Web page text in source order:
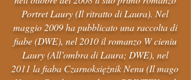
Portret Laury (Il ritratto di Laura). Nel
maggio 2009 ha pubblicato una raccolta di
fiabe (DWE), nel 2010 il romanzo W cieniu
Laury (All’ombra di Laura; DWE), nel
2011 la fiaba Czarnoksiężnik Nenu (Il mago